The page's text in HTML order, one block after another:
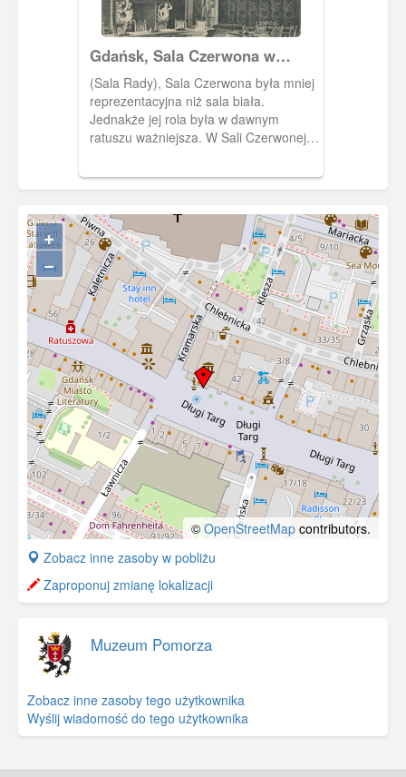
Gdańsk, Sala Czerwona w
Ratuszu Głównego Miasta
(Sala Rady), Sala Czerwona była mniej
reprezentacyjna niż sala biała.
Jednakże jej rola była w dawnym
ratuszu ważniejsza. W Sali Czerwonej
+
−
© OpenStreetMap contributors.
+
−
Zobacz inne zasoby w pobliżu
Zaproponuj zmianę lokalizacji
Muzeum Pomorza
Zobacz inne zasoby tego użytkownika
Wyślij wiadomość do tego użytkownika